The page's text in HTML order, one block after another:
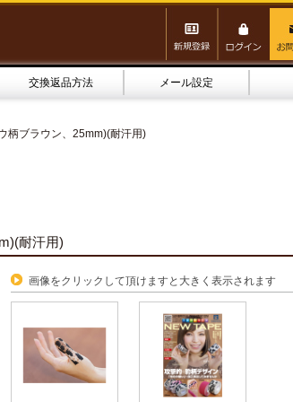
交換返品方法 メール設定
柄ブラウン、25mm)(耐汗用)
耐汗用)
画像をクリックして頂けますと大きく表示されます